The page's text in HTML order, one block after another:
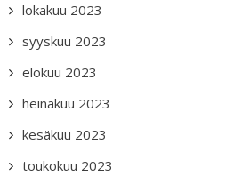
lokakuu 2023
syyskuu 2023
elokuu 2023
heinäkuu 2023
kesäkuu 2023
toukokuu 2023